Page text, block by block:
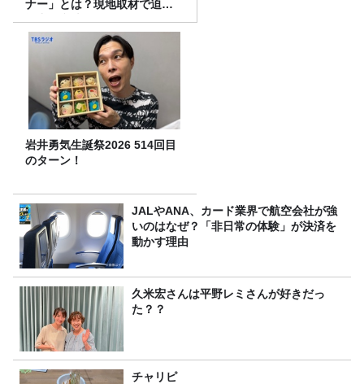
ナー」とは？現地取材で迫る
選出の意味
岩井勇気生誕祭2026 514回目
のターン！
JALやANA、カード業界で航空会社が強
いのはなぜ？「非日常の体験」が決済を
動かす理由
久米宏さんは平野レミさんが好きだっ
た？？
チャリピ